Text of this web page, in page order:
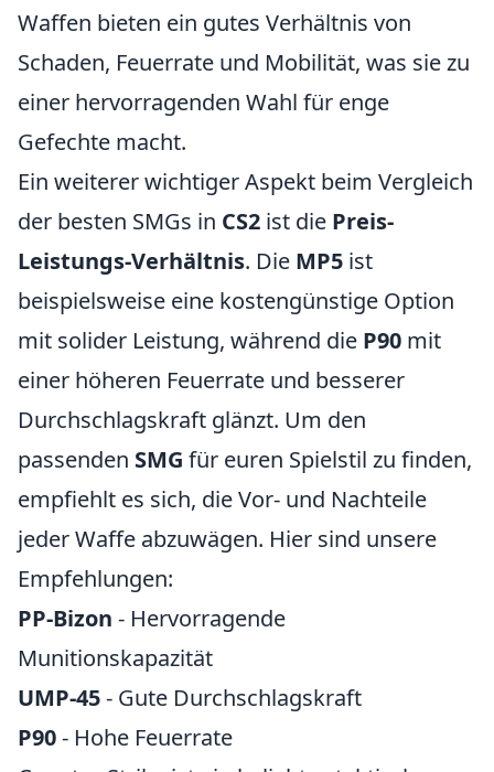
Waffen bieten ein gutes Verhältnis von
Schaden, Feuerrate und Mobilität, was sie zu
einer hervorragenden Wahl für enge
Gefechte macht.
Ein weiterer wichtiger Aspekt beim Vergleich
der besten SMGs in CS2 ist die Preis-
Leistungs-Verhältnis. Die MP5 ist
beispielsweise eine kostengünstige Option
mit solider Leistung, während die P90 mit
einer höheren Feuerrate und besserer
Durchschlagskraft glänzt. Um den
passenden SMG für euren Spielstil zu finden,
empfiehlt es sich, die Vor- und Nachteile
jeder Waffe abzuwägen. Hier sind unsere
Empfehlungen:
PP-Bizon - Hervorragende
Munitionskapazität
UMP-45- Gute Durchschlagskraft
P90- Hohe Feuerrate